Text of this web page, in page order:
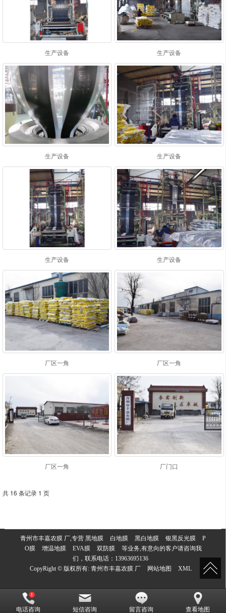
生产设备 生产设备
生产设备 生产设备
生产设备 生产设备
厂区一角 厂区一角
厂区一角 厂门口
共 16 条记录 1 页
青州市丰嘉农膜 厂,专营 黑地膜 白地膜 黑白地膜 银黑反光膜
P
O膜
增温地膜 EVA膜 双防膜
等业务,有意向的客户请咨询我
们，联系电话： 13963695136
CopyRight © 版权所有: 青州市丰嘉农膜 厂 网站地图 XML
电话咨询 短信咨询 留言咨询 查看地图